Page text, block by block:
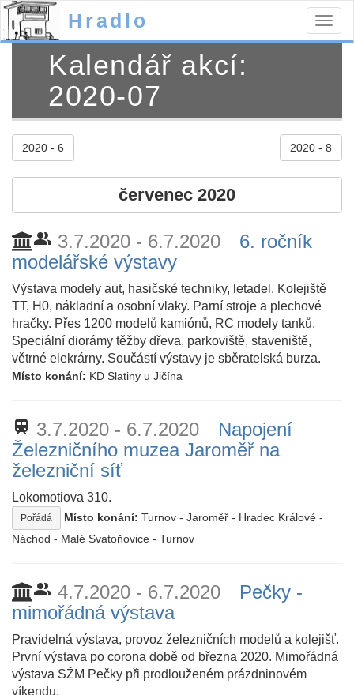
Hradlo
Kalendář akcí:
2020-07
2020 - 6 2020 - 8
červenec 2020
people_alt 3.7.2020 - 6.7.2020
6. ročník
modelářské výstavy
Výstava modely aut, hasičské techniky, letadel. Kolejiště
TT, H0, nákladní a osobní vlaky. Parní stroje a plechové
hračky. Přes 1200 modelů kamiónů, RC modely tanků.
Speciální diorámy těžby dřeva, parkoviště, staveniště,
větrné elekrárny. Součástí výstavy je sběratelská burza.
Místo konání: KD Slatiny u Jičína
train 3.7.2020 - 6.7.2020
Napojení
Železničního muzea Jaroměř na
železniční síť
Lokomotiova 310.
Pořádá Místo konání: Turnov - Jaroměř - Hradec Králové -
Náchod - Malé Svatoňovice - Turnov
people_alt 4.7.2020 - 6.7.2020
Pečky -
mimořádná výstava
Pravidelná výstava, provoz železničních modelů a kolejišť.
První výstava po corona době od března 2020. Mimořádná
výstava SŽM Pečky při prodlouženém prázdninovém
víkendu.